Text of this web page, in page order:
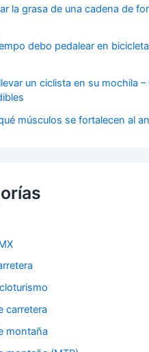
la grasa de una cadena de
debo pedalear en
un ciclista en su mochila
músculos se fortalecen al
carretera
montaña